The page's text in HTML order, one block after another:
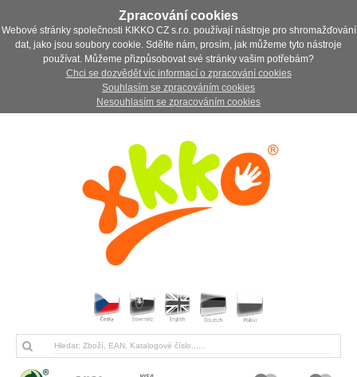
Zpracování cookies
Webové stránky společnosti KIKKO CZ s.r.o. používají nástroje pro shromažďování
dat, jako jsou soubory cookie. Sdělte nám, prosím, jak můžeme tyto nástroje
používat. Můžeme přizpůsobovat své stránky vašim potřebám?
Chci se dozvědět víc informací o zpracování cookies
Souhlasím se zpracováním cookies
Nesouhlasím se zpracováním cookies